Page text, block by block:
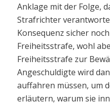
Anklage mit der Folge,
Strafrichter
Konsequenz sicher
Freiheitsstrafe, wohl
Freiheitsstrafe zur
Angeschuldigte wird
auffahren müssen, um
erläutern, warum sie